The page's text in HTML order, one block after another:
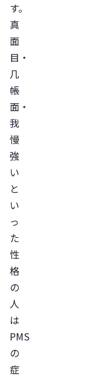
す。
真
面
目・
几
帳
面・
我
慢
強
い
と
い
っ
た
性
格
の
人
は
PMS
の
症